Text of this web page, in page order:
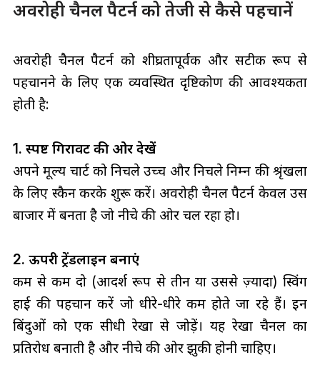
अवरोही चैनल पैटर्न को तेजी से कैसे पहचानें
अवरोही चैनल पैटर्न को शीघ्रतापूर्वक और सटीक रूप से
पहचानने के लिए एक व्यवस्थित दृष्टिकोण की आवश्यकता
होती है:
1. स्पष्ट गिरावट की ओर देखें
अपने मूल्य चार्ट को निचले उच्च और निचले निम्न की श्रृंखला
के लिए स्कैन करके शुरू करें। अवरोही चैनल पैटर्न केवल उस
बाजार में बनता है जो नीचे की ओर चल रहा हो।
2. ऊपरी ट्रेंडलाइन बनाएं
कम से कम दो (आदर्श रूप से तीन या उससे ज़्यादा) स्विंग
हाई की पहचान करें जो धीरे-धीरे कम होते जा रहे हैं। इन
बिंदुओं को एक सीधी रेखा से जोड़ें। यह रेखा चैनल का
प्रतिरोध बनाती है और नीचे की ओर झुकी होनी चाहिए।